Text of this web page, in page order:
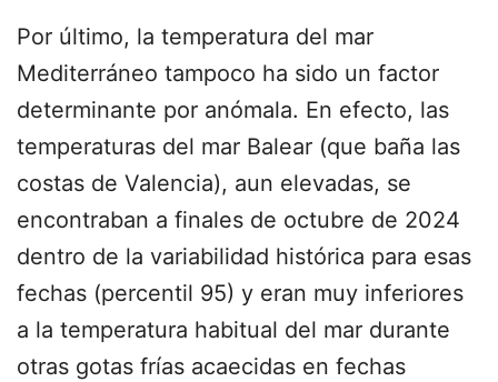
Por último, la temperatura del mar
Mediterráneo tampoco ha sido un factor
determinante por anómala. En efecto, las
temperaturas del mar Balear (que baña las
costas de Valencia), aun elevadas, se
encontraban a finales de octubre de 2024
dentro de la variabilidad histórica para esas
fechas (percentil 95) y eran muy inferiores
a la temperatura habitual del mar durante
otras gotas frías acaecidas en fechas